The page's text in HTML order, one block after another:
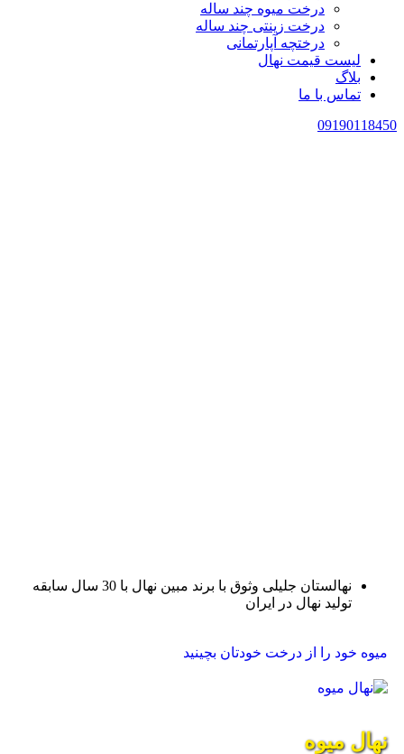
درخت میوه چند ساله
درخت زینتی چند ساله
درختچه آپارتمانی
لیست قیمت نهال
بلاگ
تماس با ما
09190118450
نهالستان جلیلی وثوق با برند مبین نهال با 30 سال سابقه
تولید نهال در ایران
میوه خود را از درخت خودتان بچینید
نهال میوه